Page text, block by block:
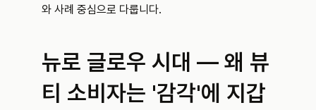
와 사례 중심으로 다룹니다.
뉴로 글로우 시대 — 왜 뷰
티 소비자는 '감각'에 지갑